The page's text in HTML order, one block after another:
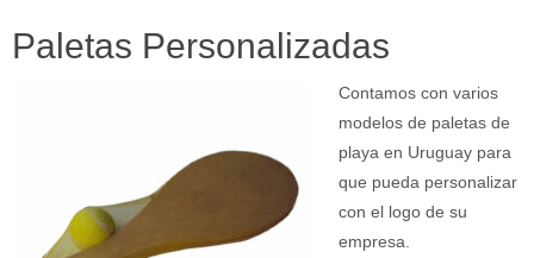
Paletas Personalizadas
Contamos con varios
modelos de paletas de
playa en Uruguay para
que pueda personalizar
con el logo de su
empresa.